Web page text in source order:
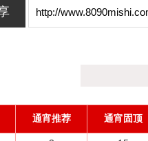
通宵推荐 通宵固顶